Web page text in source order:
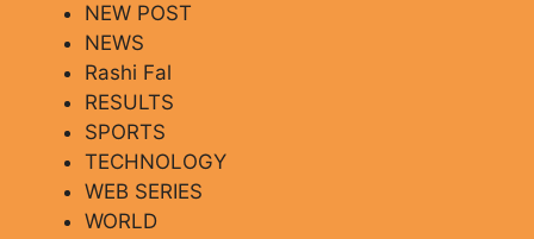
NEW POST
NEWS
Rashi Fal
RESULTS
SPORTS
TECHNOLOGY
WEB SERIES
WORLD